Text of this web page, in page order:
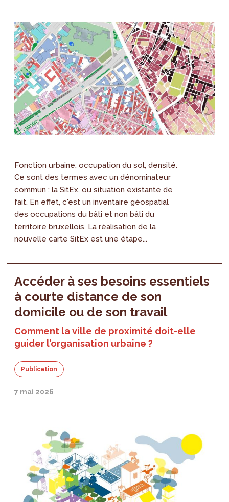
Fonction urbaine, occupation du sol, densité.
Ce sont des termes avec un dénominateur
commun : la SitEx, ou situation existante de
fait. En effet, c'est un inventaire géospatial
des occupations du bâti et non bâti du
territoire bruxellois. La réalisation de la
nouvelle carte SitEx est une étape...
Accéder à ses besoins essentiels
à courte distance de son
domicile ou de son travail
Comment la ville de proximité doit-elle
guider l’organisation urbaine ?
Publication
7 mai 2026